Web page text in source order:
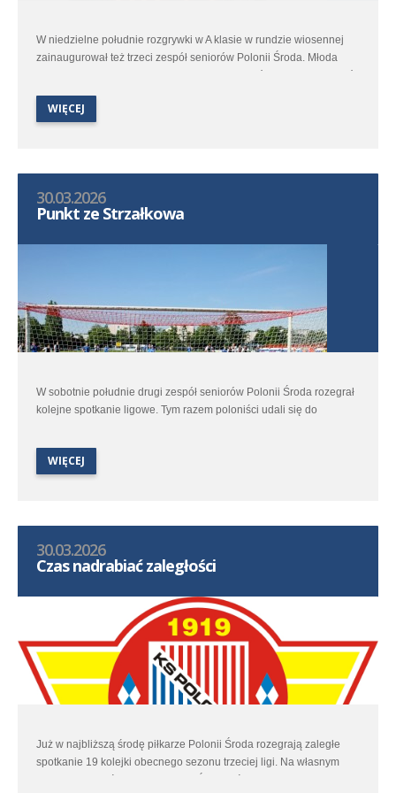
W niedzielne południe rozgrywki w A klasie w rundzie wiosennej
zainaugurował też trzeci zespół seniorów Polonii Środa. Młoda
ekipa trenera Łukasza Kaczałki udała się do Kórnika aby zmierzyć
WIĘCEJ
30.03.2026
Punkt ze Strzałkowa
W sobotnie południe drugi zespół seniorów Polonii Środa rozegrał
kolejne spotkanie ligowe. Tym razem poloniści udali się do
WIĘCEJ
30.03.2026
Czas nadrabiać zaległości
Już w najbliższą środę piłkarze Polonii Środa rozegrają zaległe
spotkanie 19 kolejki obecnego sezonu trzeciej ligi. Na własnym
obiekcie poloniści podejmą Flotę Świnoujście. Wstęp na to